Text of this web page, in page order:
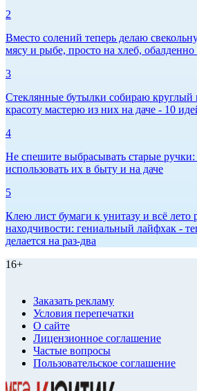
2
Вместо солений теперь делаю
мясу и рыбе, просто на хлеб, обалденно
3
Стеклянные бутылки собираю круглый
красоту мастерю из них на даче - 10
4
Не спешите выбрасывать старые ручки:
использовать их в быту и на даче
5
Клею лист бумаги к унитазу и всё лето
находчивости: гениальный лайфхак -
делается на раз-два
16+
Заказать рекламу
Условия перепечатки
О сайте
Лицензионное соглашение
Частые вопросы
Пользовательское соглашение